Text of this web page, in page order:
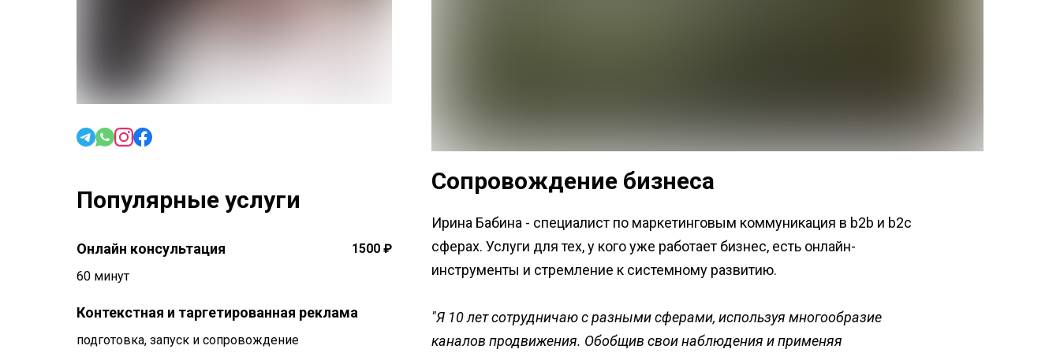
Популярные услуги
Онлайн консультация
1500 ₽
60 минут
Контекстная и таргетированная реклама
подготовка, запуск и сопровождение
Сопровождение бизнеса
Ирина Бабина - специалист по маркетинговым коммуникация в b2b и b2c
сферах. Услуги для тех, у кого уже работает бизнес, есть онлайн-
инструменты и стремление к системному развитию.
"Я 10 лет сотрудничаю с разными сферами, используя многообразие
каналов продвижения. Обобщив свои наблюдения и применяя